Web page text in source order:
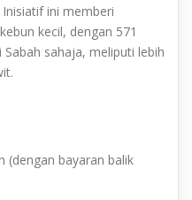
ini memberi
kecil, dengan 571
sahaja, meliputi lebih
(dengan bayaran balik